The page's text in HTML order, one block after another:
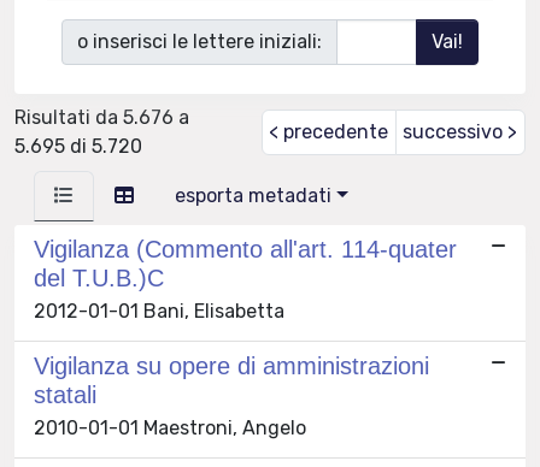
o inserisci le lettere iniziali:
Risultati da 5.676 a
5.695 di 5.720
< precedente successivo >
esporta metadati
Vigilanza (Commento all'art. 114-quater
del T.U.B.)C
2012-01-01 Bani, Elisabetta
Vigilanza su opere di amministrazioni
statali
2010-01-01 Maestroni, Angelo